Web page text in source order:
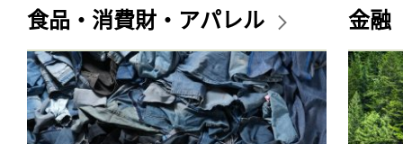
食品・消費財・アパレル 金融